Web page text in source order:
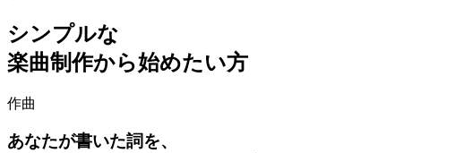
シンプルな
楽曲制作から始めたい方
作曲
あなたが書いた詞を、